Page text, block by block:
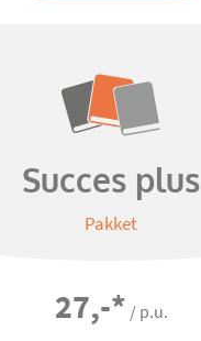
Succes plus
Pakket
27,-* / p.u.